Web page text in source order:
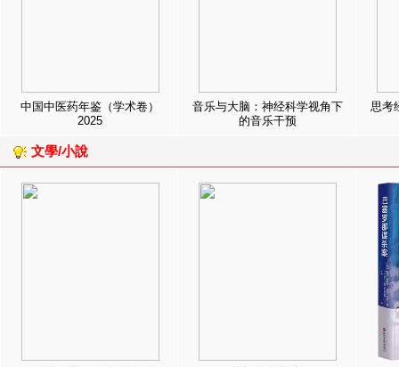
中国中医药年鉴（学术卷）
2025
音乐与大脑：神经科学视角下
的音乐干预
思考
文學/小說